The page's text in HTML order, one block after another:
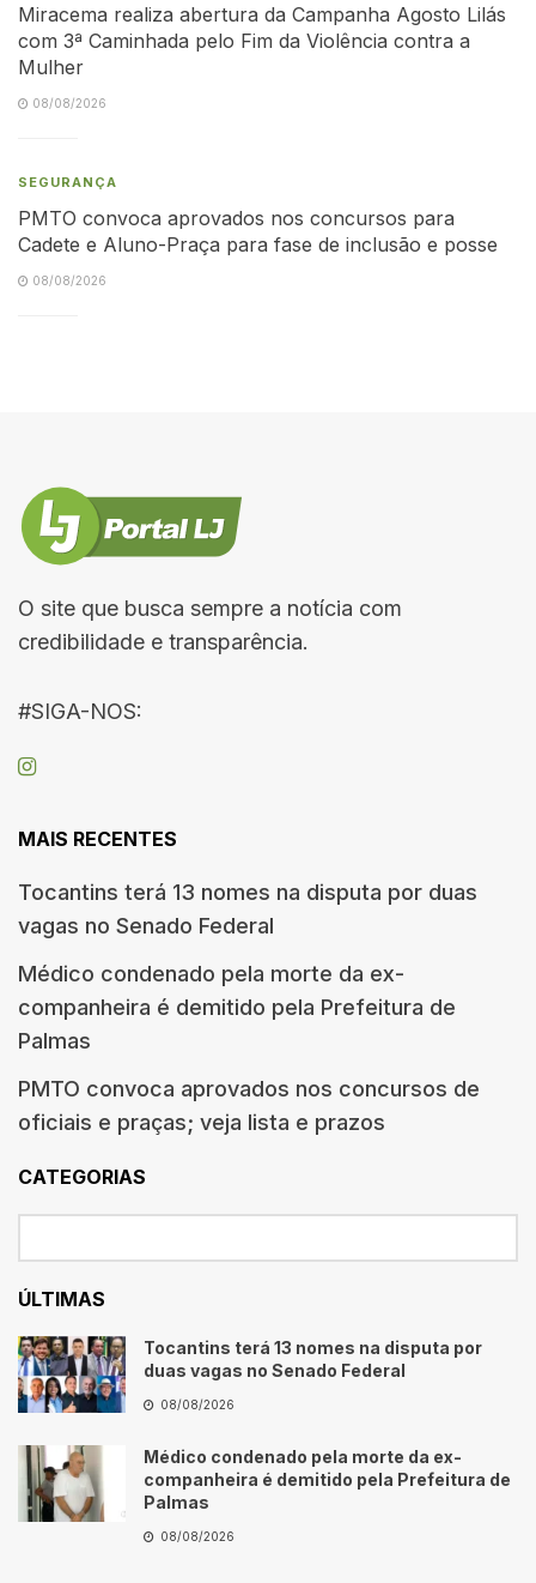
Miracema realiza abertura da Campanha Agosto Lilás
com 3ª Caminhada pelo Fim da Violência contra a
Mulher
08/08/2026
SEGURANÇA
PMTO convoca aprovados nos concursos para
Cadete e Aluno-Praça para fase de inclusão e posse
08/08/2026
O site que busca sempre a notícia com
credibilidade e transparência.
#SIGA-NOS:
MAIS RECENTES
Tocantins terá 13 nomes na disputa por duas
vagas no Senado Federal
Médico condenado pela morte da ex-
companheira é demitido pela Prefeitura de
Palmas
PMTO convoca aprovados nos concursos de
oficiais e praças; veja lista e prazos
CATEGORIAS
ÚLTIMAS
Tocantins terá 13 nomes na disputa por
duas vagas no Senado Federal
08/08/2026
Médico condenado pela morte da ex-
companheira é demitido pela Prefeitura de
Palmas
08/08/2026